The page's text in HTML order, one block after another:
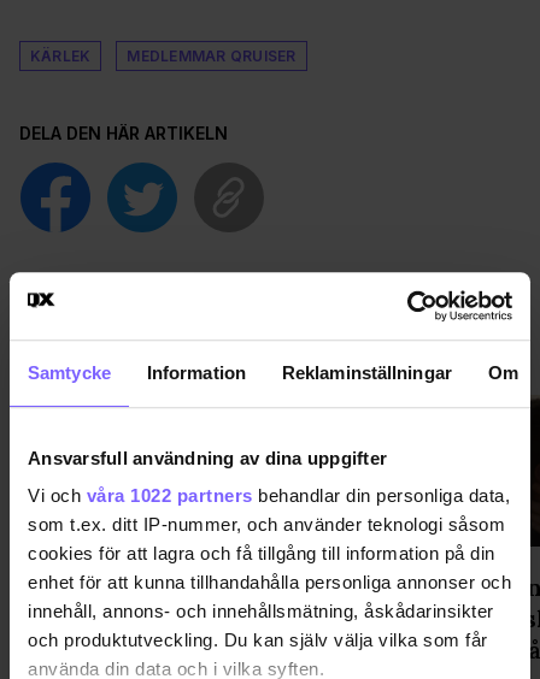
Samtycke Information Reklaminställningar Om
Ansvarsfull användning av dina uppgifter
Vi och våra 1022 partners behandlar din personliga data,
som t.ex. ditt IP-nummer, och använder teknologi såsom
cookies för att lagra och få tillgång till information på din
enhet för att kunna tillhandahålla personliga annonser och
innehåll, annons- och innehållsmätning, åskådarinsikter
och produktutveckling. Du kan själv välja vilka som får
använda din data och i vilka syften.
KÄRLEK MEDLEMMAR QRUISER
DELA DEN HÄR ARTIKELN
Efter 40 år – politiker vill öppna
New York för gaysaunor igen
Gus
frieri